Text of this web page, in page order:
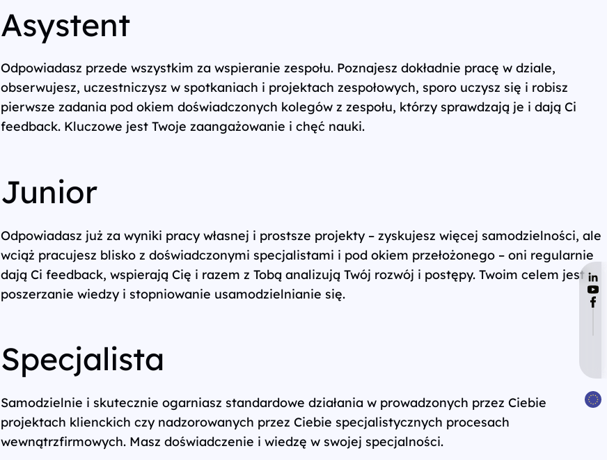
Asystent
Odpowiadasz przede wszystkim za wspieranie zespołu. Poznajesz dokładnie pracę w dziale,
obserwujesz, uczestniczysz w spotkaniach i projektach zespołowych, sporo uczysz się i robisz
pierwsze zadania pod okiem doświadczonych kolegów z zespołu, którzy sprawdzają je i dają Ci
feedback. Kluczowe jest Twoje zaangażowanie i chęć nauki.
Junior
Odpowiadasz już za wyniki pracy własnej i prostsze projekty – zyskujesz więcej samodzielności, ale
wciąż pracujesz blisko z doświadczonymi specjalistami i pod okiem przełożonego – oni regularnie
dają Ci feedback, wspierają Cię i razem z Tobą analizują Twój rozwój i postępy. Twoim celem jest
poszerzanie wiedzy i stopniowanie usamodzielnianie się.
Specjalista
Samodzielnie i skutecznie ogarniasz standardowe działania w prowadzonych przez Ciebie
projektach klienckich czy nadzorowanych przez Ciebie specjalistycznych procesach
wewnątrzfirmowych. Masz doświadczenie i wiedzę w swojej specjalności.